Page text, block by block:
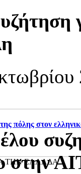
πόλης στον
στην